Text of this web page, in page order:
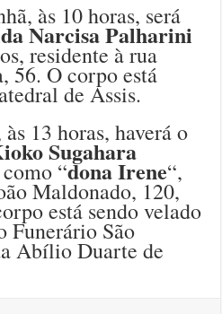
às 10 horas, será
Narcisa Palharini
residente à rua
56. O corpo está
de Assis.
13 horas, haverá o
Sugahara
“dona Irene“,
Maldonado, 120,
está sendo velado
Funerário São
Abílio Duarte de